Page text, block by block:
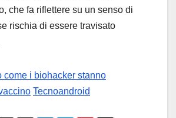
che fa riflettere su un senso di
rischia di essere travisato
come i biohacker stanno
Tecnoandroid